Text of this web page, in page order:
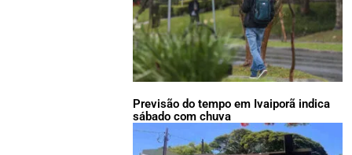
Previsão do tempo em Ivaiporã indica
sábado com chuva